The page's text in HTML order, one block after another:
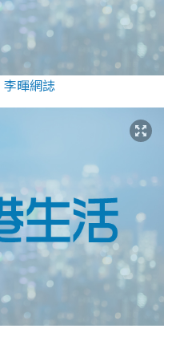
李暉網誌